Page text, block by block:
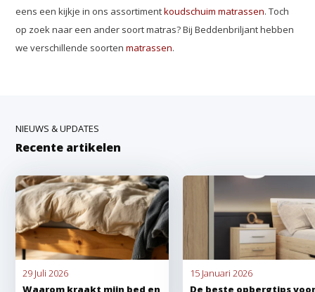
eens een kijkje in ons assortimentkoudschuim matrassen. Toch
op zoek naar een ander soort matras? Bij Beddenbriljant hebben
we verschillende soortenmatrassen.
NIEUWS & UPDATES
Recente artikelen
29 Juli 2026
Waarom kraakt mijn bed en
15 Januari 2026
De beste opbergtips